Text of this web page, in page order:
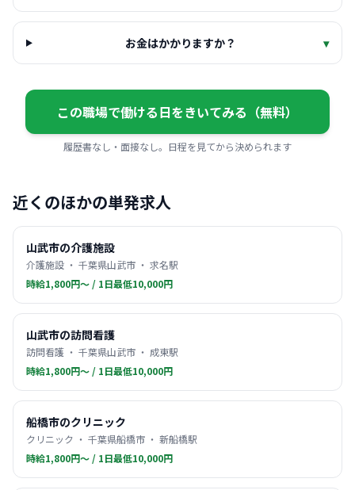
お金はかかりますか？ ▾
この職場で働ける日をきいてみる（無料）
履歴書なし・面接なし。日程を見てから決められます
近くのほかの単発求人
山武市の介護施設
介護施設 ・ 千葉県山武市 ・ 求名駅
時給1,800円〜 / 1日最低10,000円
山武市の訪問看護
訪問看護 ・ 千葉県山武市 ・ 成東駅
時給1,800円〜 / 1日最低10,000円
船橋市のクリニック
クリニック ・ 千葉県船橋市 ・ 新船橋駅
時給1,800円〜 / 1日最低10,000円